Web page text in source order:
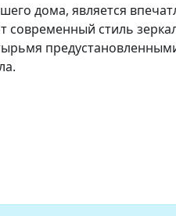
дома, является
современный стиль